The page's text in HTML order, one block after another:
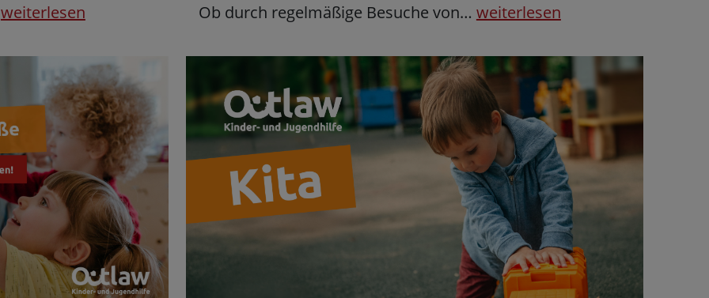
weiterlesen
Ob durch regelmäßige Besuche von… weiterlesen